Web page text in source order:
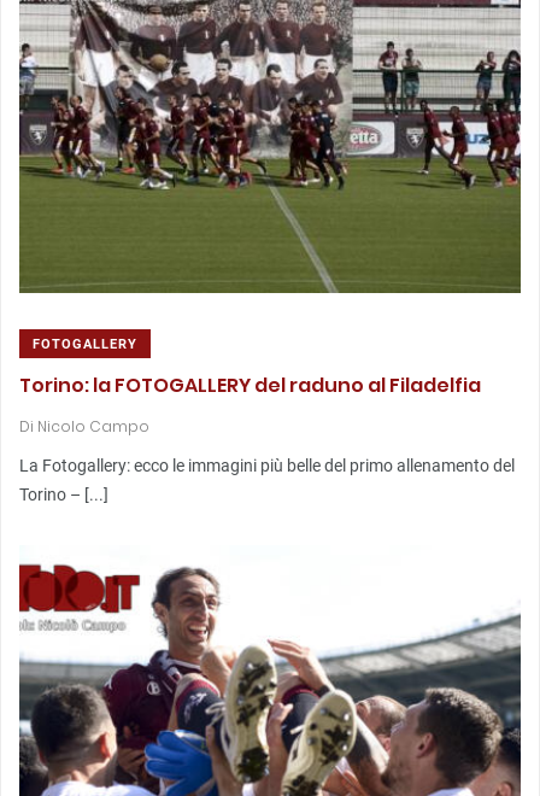
FOTOGALLERY
Torino: la FOTOGALLERY del raduno al Filadelfia
Di Nicolo Campo
La Fotogallery: ecco le immagini più belle del primo allenamento del
Torino – [...]